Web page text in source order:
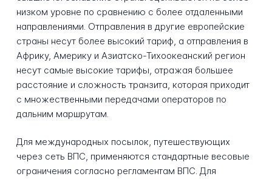
низком уровне по сравнению с более отдаленными
направлениями. Отправления в другие европейские
страны несут более высокий тариф, а отправления в
Африку, Америку и Азиатско-Тихоокеанский регион
несут самые высокие тарифы, отражая большее
расстояние и сложность транзита, которая приходит
с множественными передачами операторов по
дальним маршрутам.
Для международных посылок, путешествующих
через сеть ВПС, применяются стандартные весовые
ограничения согласно регламентам ВПС. Для